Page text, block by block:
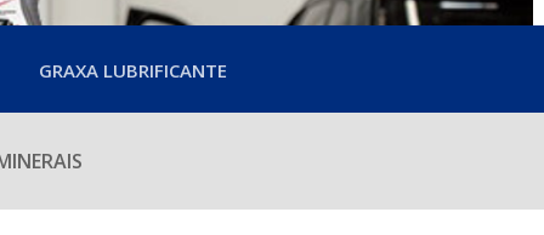
GRAXA LUBRIFICANTE